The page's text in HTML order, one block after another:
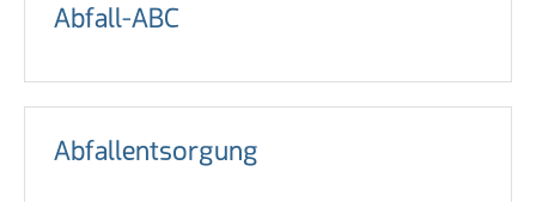
Abfall-ABC
Abfallentsorgung